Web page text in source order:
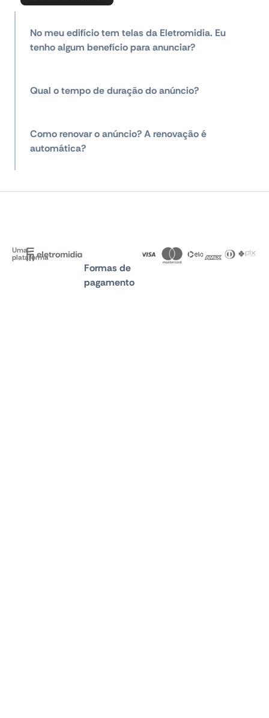
No meu edifício tem telas da Eletromidia. Eu
tenho algum benefício para anunciar?
Qual o tempo de duração do anúncio?
Como renovar o anúncio? A renovação é
automática?
Uma
plataforma
Formas de
pagamento